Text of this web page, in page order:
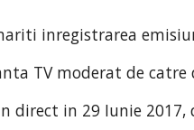
inregistrarea
TV moderat de
direct in 29 Iunie 2017,